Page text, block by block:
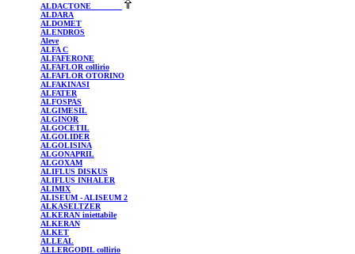
ALDACTONE
ALDARA
ALDOMET
ALENDROS
Aleve
ALFA C
ALFAFERONE
ALFAFLOR collirio
ALFAFLOR OTORINO
ALFAKINASI
ALFATER
ALFOSPAS
ALGIMESIL
ALGINOR
ALGOCETIL
ALGOLIDER
ALGOLISINA
ALGONAPRIL
ALGOXAM
ALIFLUS DISKUS
ALIFLUS INHALER
ALIMIX
ALISEUM - ALISEUM 2
ALKASELTZER
ALKERAN iniettabile
ALKERAN
ALKET
ALLEAL
ALLERGODILcollirio